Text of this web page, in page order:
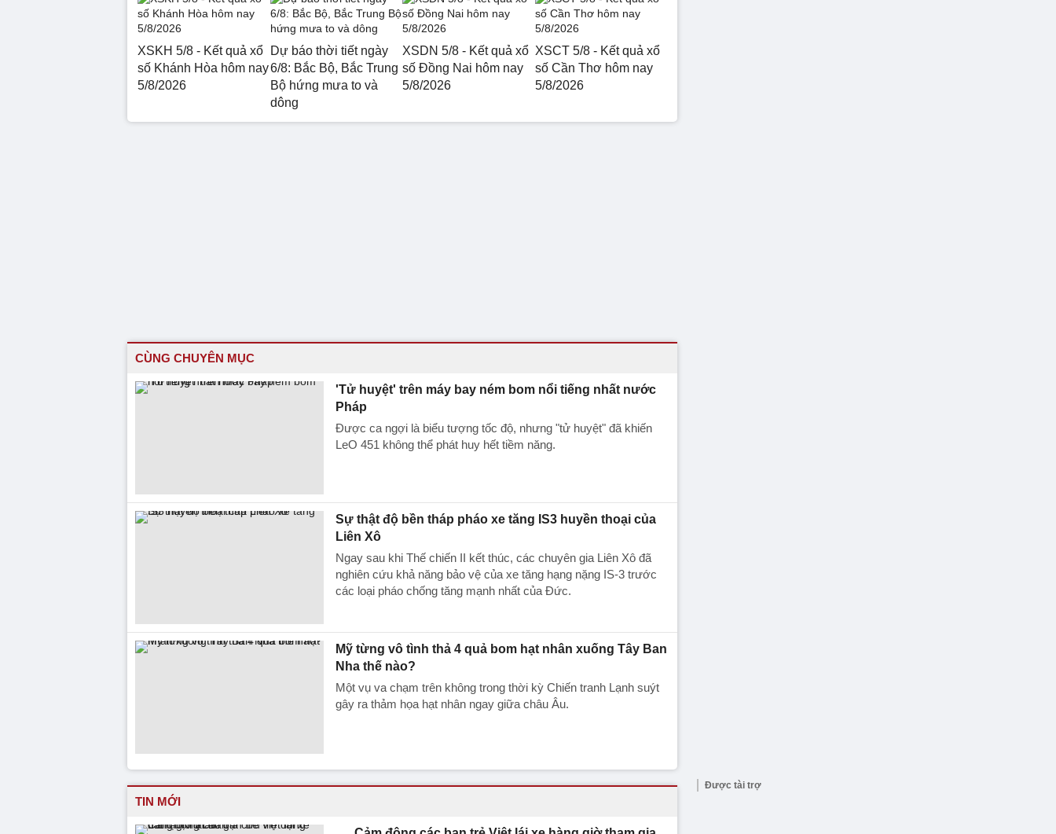
XSKH 5/8 - Kết quả xổ
số Khánh Hòa hôm nay
5/8/2026
Dự báo thời tiết ngày
6/8: Bắc Bộ, Bắc Trung
Bộ hứng mưa to và
dông
XSDN 5/8 - Kết quả xổ
số Đồng Nai hôm nay
5/8/2026
XSCT 5/8 - Kết quả xổ
số Cần Thơ hôm nay
5/8/2026
CÙNG CHUYÊN MỤC
'Tử huyệt' trên máy bay ném bom nổi tiếng nhất nước
Pháp
Được ca ngợi là biểu tượng tốc độ, nhưng "tử huyệt" đã khiến
LeO 451 không thể phát huy hết tiềm năng.
Sự thật độ bền tháp pháo xe tăng IS3 huyền thoại của
Liên Xô
Ngay sau khi Thế chiến II kết thúc, các chuyên gia Liên Xô đã
nghiên cứu khả năng bảo vệ của xe tăng hạng nặng IS-3 trước
các loại pháo chống tăng mạnh nhất của Đức.
Mỹ từng vô tình thả 4 quả bom hạt nhân xuống Tây Ban
Nha thế nào?
Một vụ va chạm trên không trong thời kỳ Chiến tranh Lạnh suýt
gây ra thảm họa hạt nhân ngay giữa châu Âu.
TIN MỚI
Được tài trợ